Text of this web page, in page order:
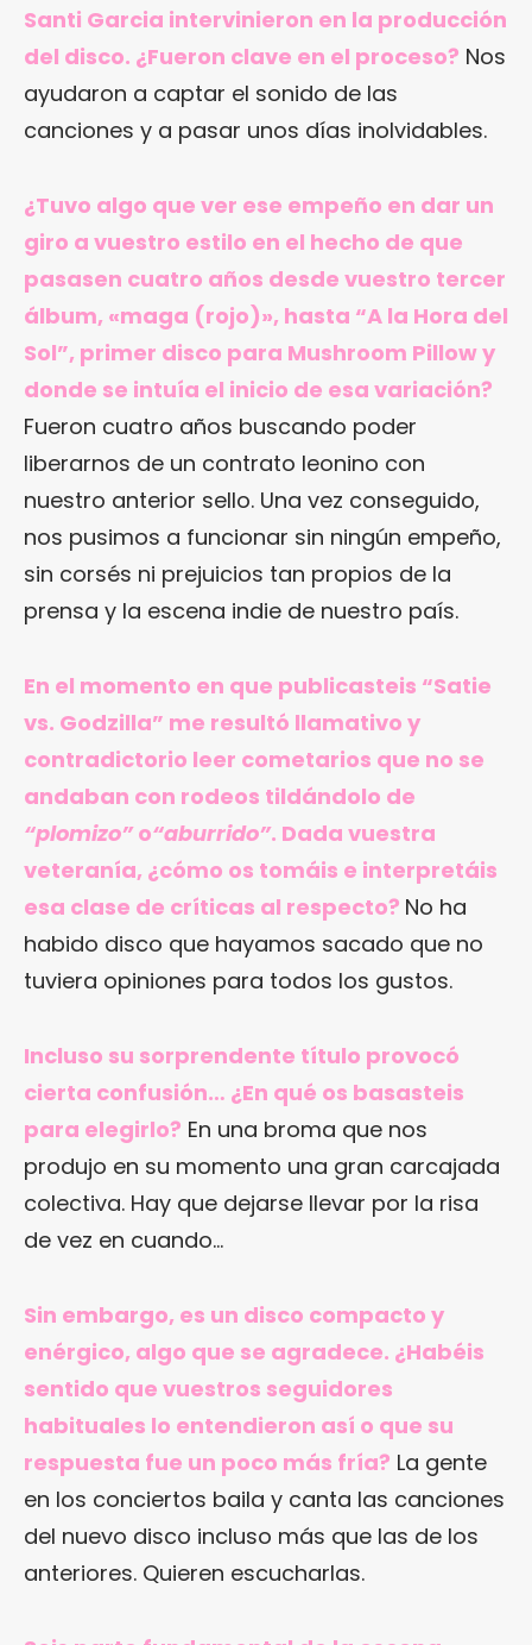
Santi Garcia intervinieron en la producción
del disco. ¿Fueron clave en el proceso? Nos
ayudaron a captar el sonido de las
canciones y a pasar unos días inolvidables.
¿Tuvo algo que ver ese empeño en dar un
giro a vuestro estilo en el hecho de que
pasasen cuatro años desde vuestro tercer
álbum, «maga (rojo)», hasta “A la Hora del
Sol”, primer disco para Mushroom Pillow y
donde se intuía el inicio de esa variación?
Fueron cuatro años buscando poder
liberarnos de un contrato leonino con
nuestro anterior sello. Una vez conseguido,
nos pusimos a funcionar sin ningún empeño,
sin corsés ni prejuicios tan propios de la
prensa y la escena indie de nuestro país.
En el momento en que publicasteis “Satie
vs. Godzilla” me resultó llamativo y
contradictorio leer cometarios que no se
andaban con rodeos tildándolo de
“plomizo”o“aburrido”. Dada vuestra
veteranía, ¿cómo os tomáis e interpretáis
esa clase de críticas al respecto? No ha
habido disco que hayamos sacado que no
tuviera opiniones para todos los gustos.
Incluso su sorprendente título provocó
cierta confusión… ¿En qué os basasteis
para elegirlo? En una broma que nos
produjo en su momento una gran carcajada
colectiva. Hay que dejarse llevar por la risa
de vez en cuando…
Sin embargo, es un disco compacto y
enérgico, algo que se agradece. ¿Habéis
sentido que vuestros seguidores
habituales lo entendieron así o que su
respuesta fue un poco más fría? La gente
en los conciertos baila y canta las canciones
del nuevo disco incluso más que las de los
anteriores. Quieren escucharlas.